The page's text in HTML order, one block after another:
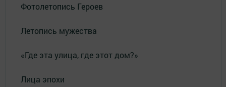
Фотолетопись Героев
Летопись мужества
«Где эта улица, где этот дом?»
Лица эпохи